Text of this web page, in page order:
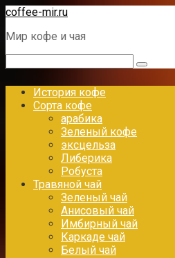
Перейти
контенту
coffee-mir.ru
Мир кофе и чая
История кофе
Сорта кофе
арабика
Зеленый кофе
эксцельза
Либерика
Робуста
Травяной чай
Зеленый чай
Анисовый чай
Имбирный чай
Каркаде чай
Белый чай